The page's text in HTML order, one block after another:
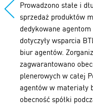
Prowadzono stałe i
sprzedaż produktów
dedykowane
dotyczyły wsparcia
biur agentów.
zagwarantowano
plenerowych w całej
agentów w materiały
obecność spółki